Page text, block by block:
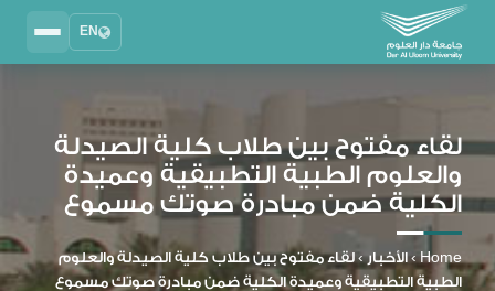
EN
نظام إدارة التعلم
MYLMS
MTSIS
لقاء مفتوح بين طلاب كلية الصيدلة
والعلوم الطبية التطبيقية وعميدة
الكلية ضمن مبادرة صوتك مسموع
Home
› الأخبار › لقاء مفتوح بين طلاب كلية الصيدلة والعلوم
الطبية التطبيقية وعميدة الكلية ضمن مبادرة صوتك مسموع